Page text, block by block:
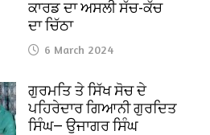
ਕਾਰਡ ਦਾ ਅਸਲੀ ਸੱਚ-ਕੱਚ
ਦਾ ਚਿੱਠਾ
6 March 2024
ਗੁਰਮਤਿ ਤੇ ਸਿੱਖ ਸੋਚ ਦੇ
ਪਹਿਰੇਦਾਰ ਗਿਆਨੀ ਗੁਰਦਿਤ
ਸਿੰਘ— ਉਜਾਗਰ ਸਿੰਘ